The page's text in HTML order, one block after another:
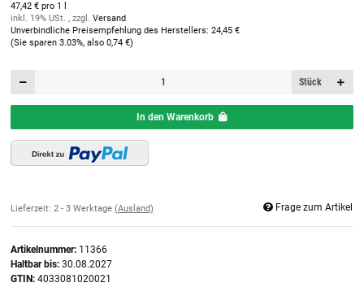
47,42 € pro 1 l
inkl. 19% USt. , zzgl. Versand
Unverbindliche Preisempfehlung des Herstellers: 24,45 €
(Sie sparen 3.03%, also 0,74 €)
Stück
In den Warenkorb
Lieferzeit: 2 - 3 Werktage (Ausland) Frage zum Artikel
Artikelnummer: 11366
Haltbar bis: 30.08.2027
GTIN: 4033081020021